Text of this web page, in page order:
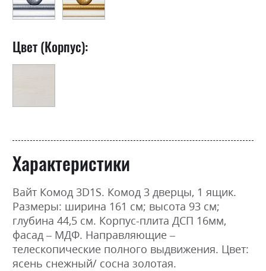
Цвет (Корпус):
Характеристики
Вайт Комод 3D1S. Комод 3 дверцы, 1 ящик.
Размеры: ширина 161 см; высота 93 см;
глубина 44,5 см. Корпус-плита ДСП 16мм,
фасад – МДФ. Направляющие –
телескопические полного выдвижения. Цвет:
ясень снежный/ сосна золотая.